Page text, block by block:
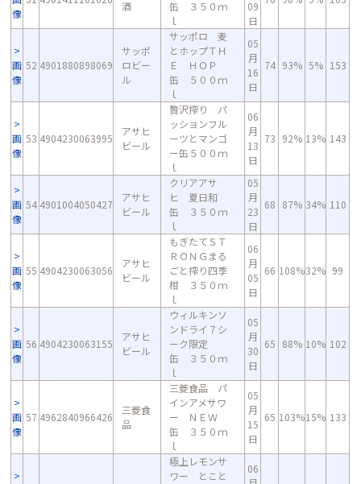
像
酒
缶 ３５０ｍ
ｌ
09
日
画
像
52 4901880898069
サッポ
ロビー
ル
サッポロ 麦
とホップＴＨ
Ｅ ＨＯＰ
缶 ５００ｍ
ｌ
05
月
16
日
74 93% 5% 153
画
像
53 4904230063995
アサヒ
ビール
贅沢搾り パ
ッションフル
ーツとマンゴ
ー缶５００ｍ
ｌ
06
月
13
日
73 92% 13% 143
画
像
54 4901004050427
アサヒ
ビール
クリアアサ
ヒ 夏日和
缶 ３５０ｍ
ｌ
05
月
23
日
68 87% 34% 110
画
像
55 4904230063056
アサヒ
ビール
もぎたてＳＴ
ＲＯＮＧまる
ごと搾り四季
柑 ３５０ｍ
ｌ
06
月
05
日
66 108%32% 99
画
像
56 4904230063155
アサヒ
ビール
ウィルキンソ
ンドライ７シ
ーク限定
缶 ３５０ｍ
ｌ
05
月
30
日
65 88% 10% 102
画
像
57 4962840966426
三菱食
品
三菱食品 パ
インアメサワ
ー ＮＥＷ
缶 ３５０ｍ
ｌ
05
月
15
日
65 103%15% 133
極上レモンサ
ワー とこと
06